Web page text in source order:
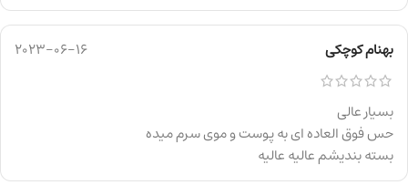
بهنام کوچکی 2023-06-16
بسیار عالی
حس فوق العاده ای به پوست و موی سرم میده
بسته بندیشم عالیه عالیه